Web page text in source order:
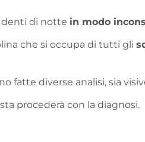
denti di notte in modo
che si occupa di tutti gli
fatte diverse analisi, sia
procederà con la diagnosi.